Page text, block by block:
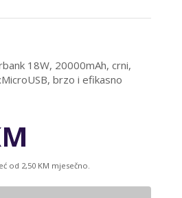
18W, 20000mAh, crni,
brzo i efikasno
od 2,50 KM mjesečno.